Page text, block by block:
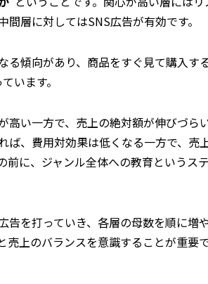
層に対してはSNS広告が有効です。
傾向があり、商品をすぐ見て購入す
います。
い一方で、売上の絶対額が伸びづら
ば、費用対効果は低くなる一方で、売
に、ジャンル全体への教育というス
告を打っていき、各層の母数を順に増
上のバランスを意識することが重要で